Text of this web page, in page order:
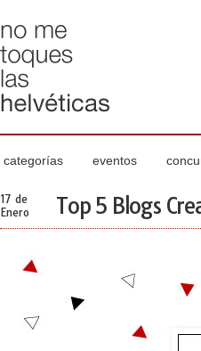
categorías eventos
17 de
Enero
Top 5 Blogs